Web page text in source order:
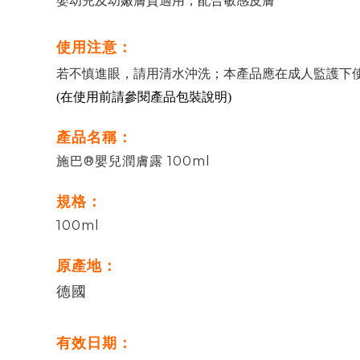
使用注意：
若不慎進眼，請用清水沖洗；本產品應在成人監護下
(在使用前請參閱產品包裝說明)
產品名稱：
施巴®嬰兒潤膚露 100ml
規格：
100ml
原產地：
德國
有效日期：